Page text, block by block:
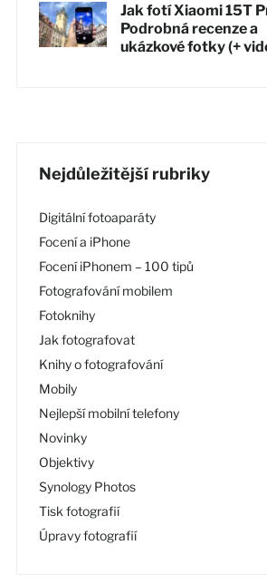
Jak fotí Xiaomi 15T
Podrobná recenze a
ukázkové fotky (+
Nejdůležitější rubriky
Digitální fotoaparáty
Focení a iPhone
Focení iPhonem – 100 tipů
Fotografování mobilem
Fotoknihy
Jak fotografovat
Knihy o fotografování
Mobily
Nejlepší mobilní telefony
Novinky
Objektivy
Synology Photos
Tisk fotografií
Úpravy fotografií